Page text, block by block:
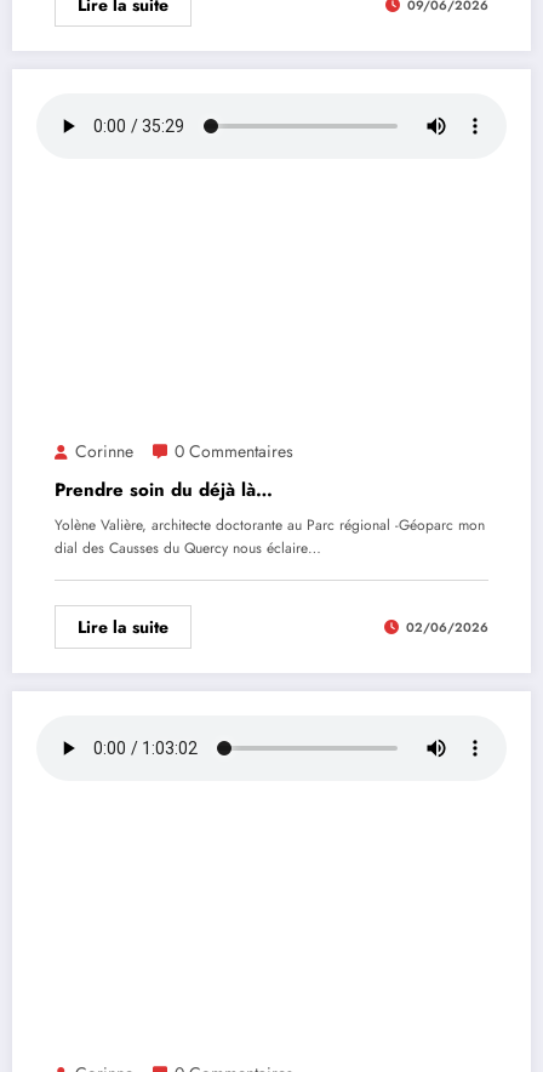
Lire la suite 09/06/2026
Corinne 0 Commentaires
Prendre soin du déjà là…
Yolène Valière, architecte doctorante au Parc régional -Géoparc mon
dial des Causses du Quercy nous éclaire…
Lire la suite 02/06/2026